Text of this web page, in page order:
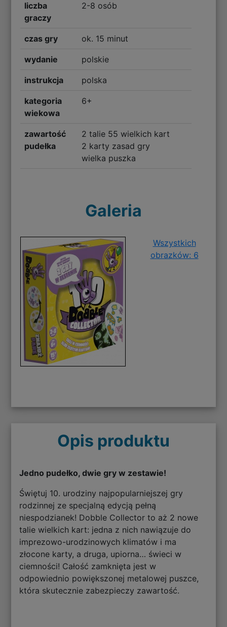
liczba
graczy
2-8 osób
czas gry ok. 15 minut
wydanie polskie
instrukcja polska
kategoria
wiekowa
6+
zawartość
pudełka
2 talie 55 wielkich kart
2 karty zasad gry
wielka puszka
Galeria
Wszystkich
obrazków: 6
Opis produktu
Jedno pudełko, dwie gry w zestawie!
Świętuj 10. urodziny najpopularniejszej gry
rodzinnej ze specjalną edycją pełną
niespodzianek! Dobble Collector to aż 2 nowe
talie wielkich kart: jedna z nich nawiązuje do
imprezowo-urodzinowych klimatów i ma
złocone karty, a druga, upiorna… świeci w
ciemności! Całość zamknięta jest w
odpowiednio powiększonej metalowej puszce,
która skutecznie zabezpieczy zawartość.